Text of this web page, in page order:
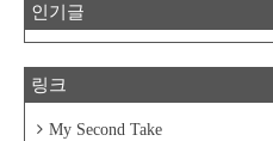
인기글
링크
My Second Take